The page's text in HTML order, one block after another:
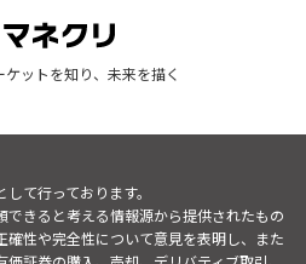
ットを知り、未来を描く
て行っております。
きると考える情報源から提供されたもの
性や完全性について意見を表明し、また